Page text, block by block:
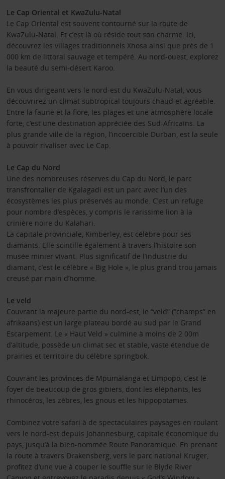
Le Cap Oriental et KwaZulu-Natal
Le Cap Oriental est souvent contourné sur la route de
KwaZulu-Natal. Et c’est là où réside tout son charme. Ici,
découvrez les villages traditionnels Xhosa ainsi que près de 1
000 km de littoral sauvage et tempéré. Au nord-ouest, explorez
la beauté du semi-désert Karoo.
En vous dirigeant vers le nord-est du KwaZulu-Natal, vous
découvrirez un climat subtropical toujours chaud et agréable.
Entre la faune et la flore, les plages et une atmosphère locale
forte, c’est une destination appréciée des Sud-Africains. La
plus grande ville de la région, l’incoercible Durban, est la seule
à pouvoir rivaliser avec Le Cap.
Le Cap du Nord
Une des nombreuses réserves du Cap du Nord, le parc
transfrontalier de Kgalagadi est un parc avec l’un des
écosystèmes les plus préservés au monde. C’est un refuge
pour nombre d’espèces, y compris le rarissime lion à la
crinière noire du Kalahari.
La capitale provinciale, Kimberley, est célèbre pour ses
diamants. Elle scintille également à travers l’histoire son
musée minier vivant. Plus significatif de l’industrie du
diamant, c’est le célèbre « Big Hole », le plus grand trou jamais
creusé par main d’homme.
Le veld
Couvrant la majeure partie du nord-est, le “veld” (“champs” en
afrikaans) est un large plateau bordé au sud par le Grand
Escarpement. Le « Haut Veld » culmine à moins de 2 00m
d’altitude, possède un climat sec et stable, vaste étendue de
prairies et territoire du célèbre springbok.
Couvrant les provinces de Mpumalanga et Limpopo, c’est le
foyer de beaucoup de gros gibiers, dont les éléphants, les
rhinocéros, les zèbres, les gnous et les hippopotames.
Combinez votre safari à de spectaculaires paysages en roulant
vers le nord-est depuis Johannesburg, capitale économique du
pays, jusqu’à la bien-nommée Route Panoramique. En prenant
la route à travers Drakensberg, vers le parc national Kruger,
profitez d’une vue à couper le souffle sur le Blyde River